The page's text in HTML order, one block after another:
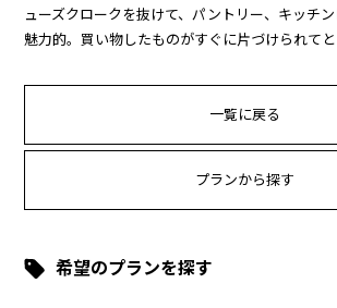
ューズクロークを抜けて、パントリー、キッチ
魅力的。買い物したものがすぐに片づけられてと
一覧に戻る
プランから探す
希望のプランを探す